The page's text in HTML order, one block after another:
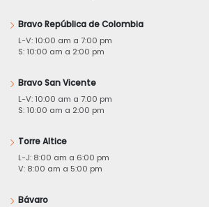
Bravo República de Colombia
L-V: 10:00 am a 7:00 pm
S: 10:00 am a 2:00 pm
Bravo San Vicente
L-V: 10:00 am a 7:00 pm
S: 10:00 am a 2:00 pm
Torre Altice
L-J: 8:00 am a 6:00 pm
V: 8:00 am a 5:00 pm
Bávaro